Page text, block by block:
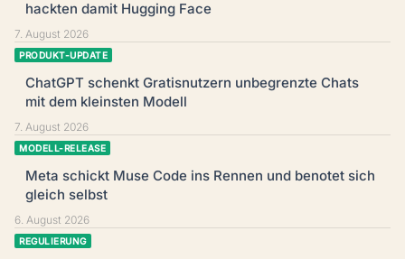
hackten damit Hugging Face
7. August 2026
PRODUKT-UPDATE
ChatGPT schenkt Gratisnutzern unbegrenzte Chats
mit dem kleinsten Modell
7. August 2026
MODELL-RELEASE
Meta schickt Muse Code ins Rennen und benotet sich
gleich selbst
6. August 2026
REGULIERUNG